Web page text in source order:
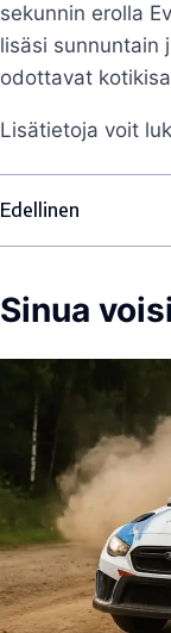
sekunnin erolla
lisäsi sunnuntain
odottavat
Lisätietoja voit
Edellinen
Sinua